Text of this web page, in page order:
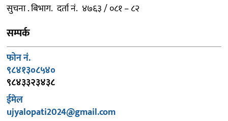
सुचना . बिभाग. दर्ता नं. ४७६३ / ०८१ – ८२
सम्पर्क
फोन नं.
९८४१३०८५४०
९८४३३२३४३८
ईमेल
ujyalopati2024@gmail.com